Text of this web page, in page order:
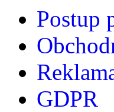
Postup
GDPR